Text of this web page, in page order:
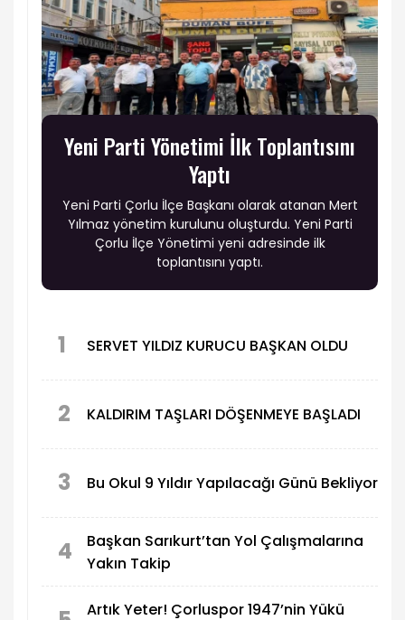
Yeni Parti Yönetimi İlk Toplantısını
Yaptı
Yeni Parti Çorlu İlçe Başkanı olarak atanan Mert
Yılmaz yönetim kurulunu oluşturdu. Yeni Parti
Çorlu İlçe Yönetimi yeni adresinde ilk
toplantısını yaptı.
1 SERVET YILDIZ KURUCU BAŞKAN OLDU
2 KALDIRIM TAŞLARI DÖŞENMEYE BAŞLADI
3 Bu Okul 9 Yıldır Yapılacağı Günü Bekliyor
4
Başkan Sarıkurt’tan Yol Çalışmalarına
Yakın Takip
Artık Yeter! Çorluspor 1947’nin Yükü